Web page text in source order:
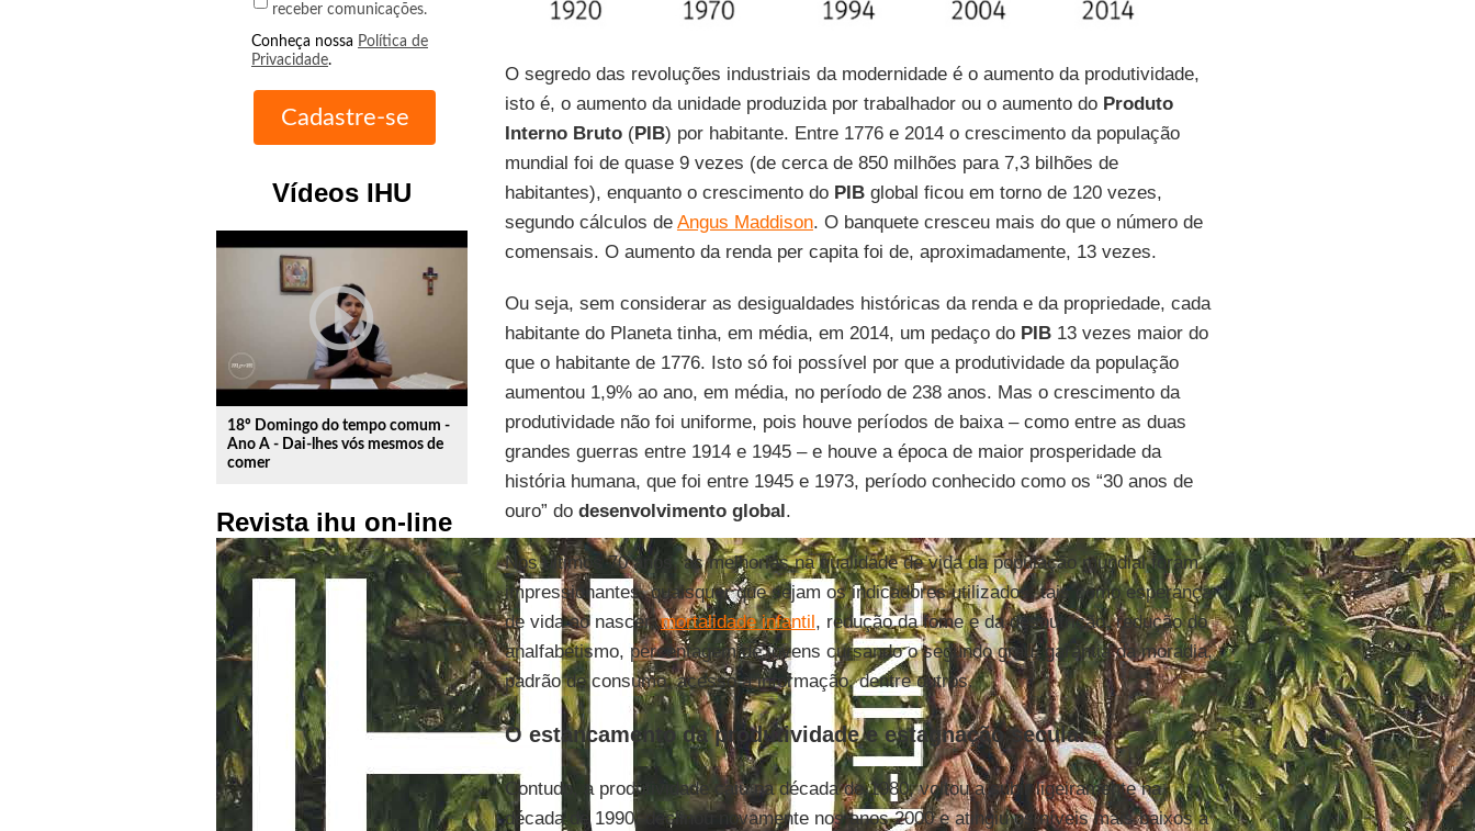
receber comunicações.
Conheça nossa Política de
Privacidade.
Vídeos IHU
play_circle_outline
18º Domingo do tempo comum -
Ano A - Dai-lhes vós mesmos de
comer
Revista ihu on-line
O segredo das revoluções industriais da modernidade é o aumento da produtividade,
isto é, o aumento da unidade produzida por trabalhador ou o aumento do Produto
Interno Bruto(PIB) por habitante. Entre 1776 e 2014 o crescimento da população
mundial foi de quase 9 vezes (de cerca de 850 milhões para 7,3 bilhões de
habitantes), enquanto o crescimento do PIBglobal ficou em torno de 120 vezes,
segundo cálculos de Angus Maddison. O banquete cresceu mais do que o número de
comensais. O aumento da renda per capita foi de, aproximadamente, 13 vezes.
Ou seja, sem considerar as desigualdades históricas da renda e da propriedade, cada
habitante do Planeta tinha, em média, em 2014, um pedaço do PIB13 vezes maior do
que o habitante de 1776. Isto só foi possível por que a produtividade da população
aumentou 1,9% ao ano, em média, no período de 238 anos. Mas o crescimento da
produtividade não foi uniforme, pois houve períodos de baixa – como entre as duas
grandes guerras entre 1914 e 1945 – e houve a época de maior prosperidade da
história humana, que foi entre 1945 e 1973, período conhecido como os “30 anos de
ouro” do desenvolvimento global .
Nos últimos 70 anos, as melhorias na qualidade de vida da população mundial foram
impressionantes, quaisquer que sejam os indicadores utilizados: tais como esperança
de vida ao nascer,mortalidade infantil , redução da fome e da desnutrição, redução do
analfabetismo, percentagem de jovens cursando o segundo grau, garantia da moradia,
padrão de consumo, acesso à informação, dentre outros.
O estancamento da produtividade e estagnação secular
Contudo, a produtividade caiu na década de 1980, voltou a subir ligeiramente na
década de 1990, declinou novamente nos anos 2000 e atingiu os níveis mais baixos a